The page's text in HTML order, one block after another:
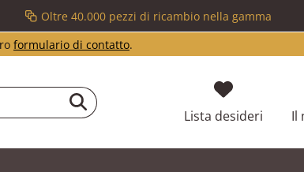
Oltre 40.000 pezzi di ricambio nella gamma
formulario di contatto.
Lista desideri HaiIl